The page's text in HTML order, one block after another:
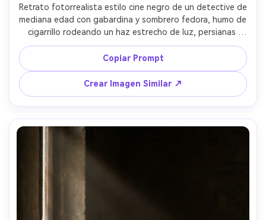
Retrato fotorrealista estilo cine negro de un detective de
mediana edad con gabardina y sombrero fedora, humo de
cigarrillo rodeando un haz estrecho de luz, persianas
venecianas proyectando sombras duras en su rostro,
ventana de ciudad lluviosa detrás, tomada con Nikon Z8
35mm f/1.8, plano medio corto, look en blanco y negro de
alto contraste con grano sutil, enfoque nítido, iluminación
de claroscuro dramática --ar 4:5
Copiar Prompt
Crear Imagen Similar ↗